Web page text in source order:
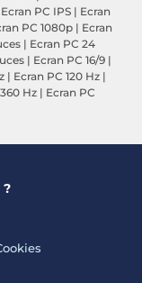
Ecran PC IPS | Ecran
PC 1080p | Ecran
| Ecran PC 24
| Ecran PC 16/9 |
| Ecran PC 120 Hz |
Hz | Ecran PC
?